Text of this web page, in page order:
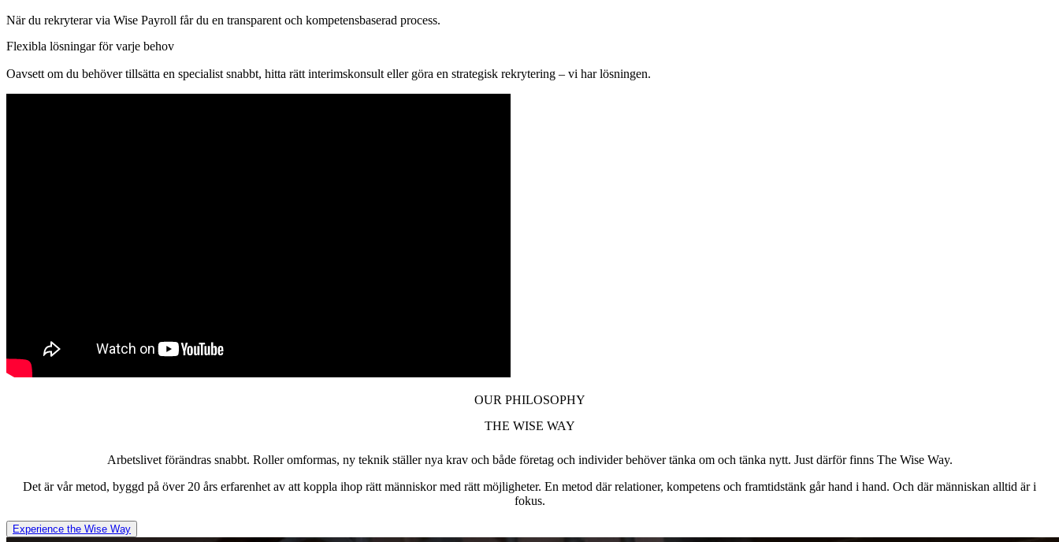
När du rekryterar via Wise Payroll får du en transparent och kompetensbaserad process.
Flexibla lösningar för varje behov
Oavsett om du behöver tillsätta en specialist snabbt, hitta rätt interimskonsult eller göra en strategisk rekrytering – vi har lösningen.
OUR PHILOSOPHY
THE WISE WAY
Arbetslivet förändras snabbt. Roller omformas, ny teknik ställer nya krav och både företag och individer behöver tänka om och tänka nytt. Just därför finns The Wise Way.
Det är vår metod, byggd på över 20 års erfarenhet av att koppla ihop rätt människor med rätt möjligheter. En metod där relationer, kompetens och framtidstänk går hand i hand. Och där människan alltid är i
fokus.
Experience the Wise Way